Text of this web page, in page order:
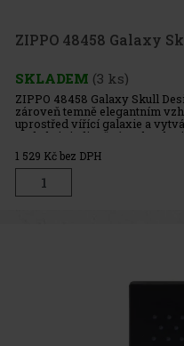
ZIPPO 48458 Galaxy
SKLADEM (3 ks)
ZIPPO 48458 Galaxy Skull
zároveň temně elegantním
uprostřed vířící galaxie a
podtrhuje jedinečná
zapal
1 529 Kč bez DPH